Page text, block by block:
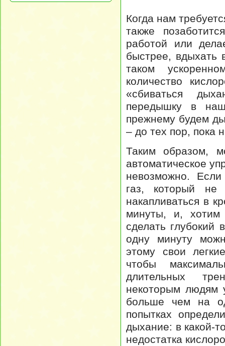
Когда нам
также
работой или
быстрее, вдыхать
таком
количество
«сбиваться
передышку в
прежнему будем
– до тех пор, пока
Таким образом,
автоматическое
невозможно.
газ, который не
накапливаться в
минуты, и, хотим
сделать
одну минуту
этому свои
чтобы
длительных
некоторым людям
больше чем на
попытках
дыхание: в какой-
недостатка